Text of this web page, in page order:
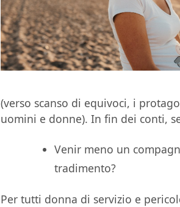
(verso scanso di equivoci, i
uomini e donne). In fin dei conti,
Venir meno un
tradimento?
Per tutti donna di servizio e